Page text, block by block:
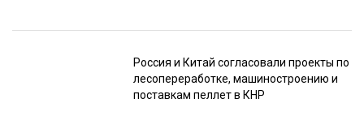
Россия и Китай согласовали проекты по
лесопереработке, машиностроению и
поставкам пеллет в КНР